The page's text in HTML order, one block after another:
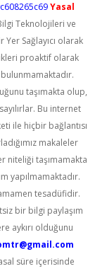
Yasal
Teknolojileri ve
Sağlayıcı olarak
proaktif olarak
taşımakta olup,
Bu internet
ile hiçbir bağlantısı
makaleler
niteliği taşımamakta
yapılmamaktadır.
tesadüfidir.
bir bilgi paylaşım
aykırı olduğunu
süre içerisinde